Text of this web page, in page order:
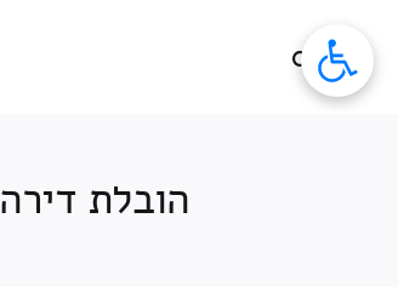
הובלת דירה 1x חדרים הצעת מחיר מיעף ← לעין השופט כולל פירוק והרכבה